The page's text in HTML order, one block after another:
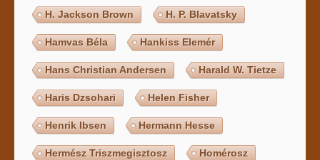
H. Jackson Brown H. P. Blavatsky
Hamvas Béla Hankiss Elemér
Hans Christian Andersen Harald W. Tietze
Haris Dzsohari Helen Fisher
Henrik Ibsen Hermann Hesse
Hermész Triszmegisztosz Homérosz